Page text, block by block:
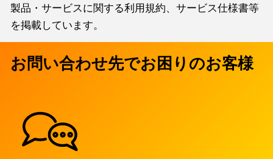
製品・サービスに関する利用規約、サービス仕様書等
を掲載しています。
お問い合わせ先でお困りのお客様